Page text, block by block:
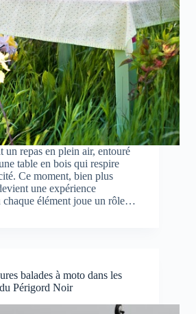
un repas en plein air, entouré
table en bois qui respire
Ce moment, bien plus
une expérience
chaque élément joue un rôle…
balades à moto dans les
Périgord Noir